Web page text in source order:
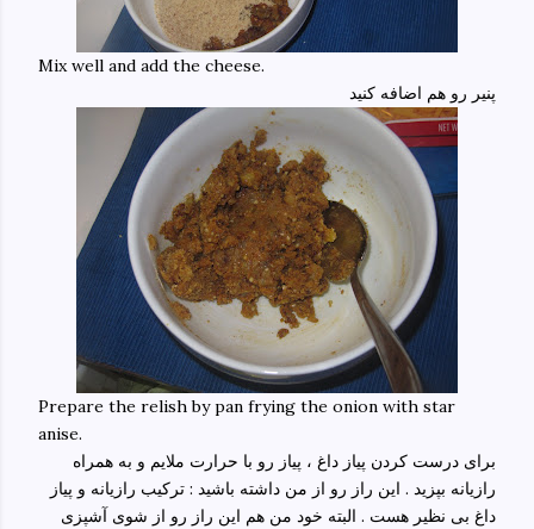
Mix well and add the cheese.
پنیر رو هم اضافه کنید
Prepare the relish by pan frying the onion with star
anise.
برای درست کردن پیاز داغ ، پیاز رو با حرارت ملایم و به همراه
رازیانه بپزید . این راز رو از من داشته باشید : ترکیب رازیانه و پیاز
داغ بی نظیر هست . البته خود من هم این راز رو از شوی آشپزی